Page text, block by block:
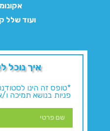
ועוד שלל
איך נוכל
*טופס זה הינו
פניות בנושא תמיכה ו/